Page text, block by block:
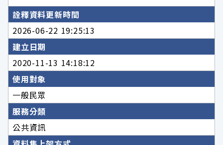
詮釋資料更新時間
2026-06-22 19:25:13
建立日期
2020-11-13 14:18:12
使用對象
一般民眾
服務分類
公共資訊